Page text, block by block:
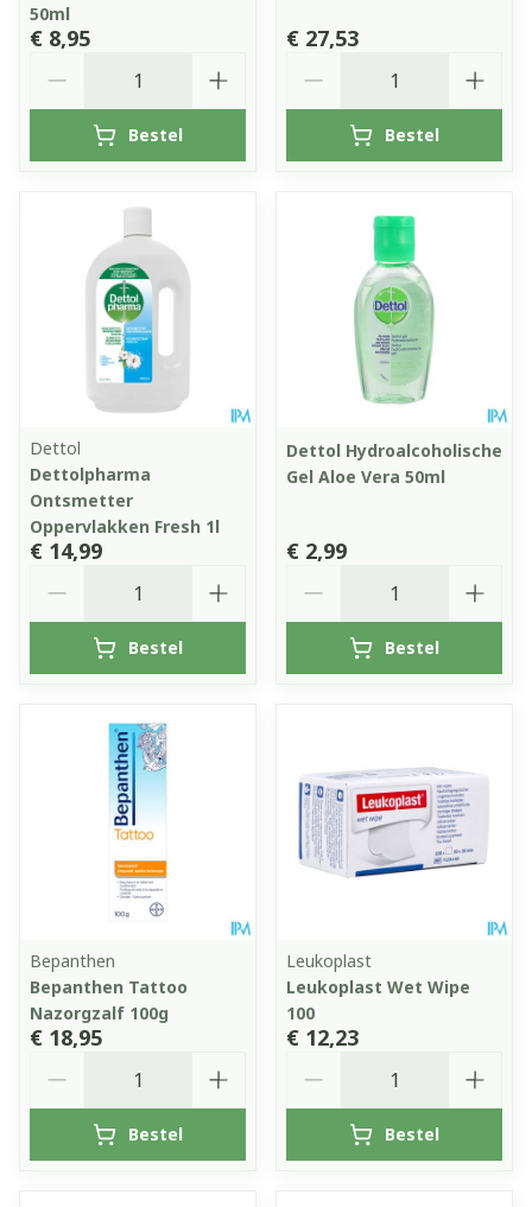
50ml
€ 8,95
Bestel
€ 27,53
Bestel
Dettol
Dettolpharma
Ontsmetter
Oppervlakken Fresh 1l
€ 14,99
Bestel
Dettol Hydroalcoholische
Gel Aloe Vera 50ml
€ 2,99
Bestel
Bepanthen
Bepanthen Tattoo
Nazorgzalf 100g
€ 18,95
Bestel
Leukoplast
Leukoplast Wet Wipe
100
€ 12,23
Bestel